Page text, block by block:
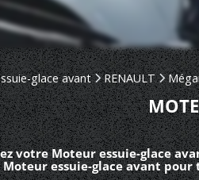
glace avant RENAULT
votre Moteur essuie-glace
essuie-glace avant pour